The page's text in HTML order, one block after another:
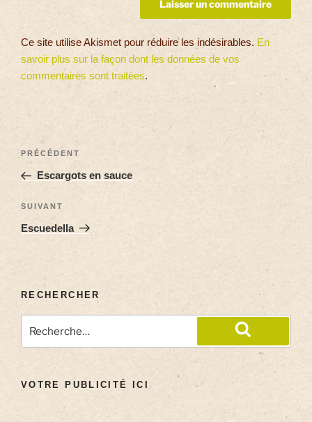
Ce site utilise Akismet pour réduire les indésirables. En
savoir plus sur la façon dont les données de vos
commentaires sont traitées.
PRÉCÉDENT
Escargots en sauce
SUIVANT
Escuedella
RECHERCHER
VOTRE PUBLICITÉ ICI